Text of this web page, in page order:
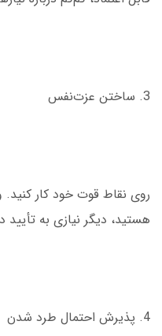
3. ساختن عزت‌نفس
روی نقاط قوت خود کار کنید.
هستید، دیگر نیازی به
4. پذیرش احتمال طرد شدن